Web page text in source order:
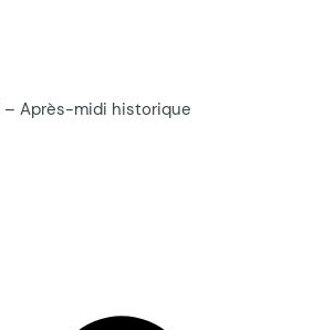
Après-midi historique